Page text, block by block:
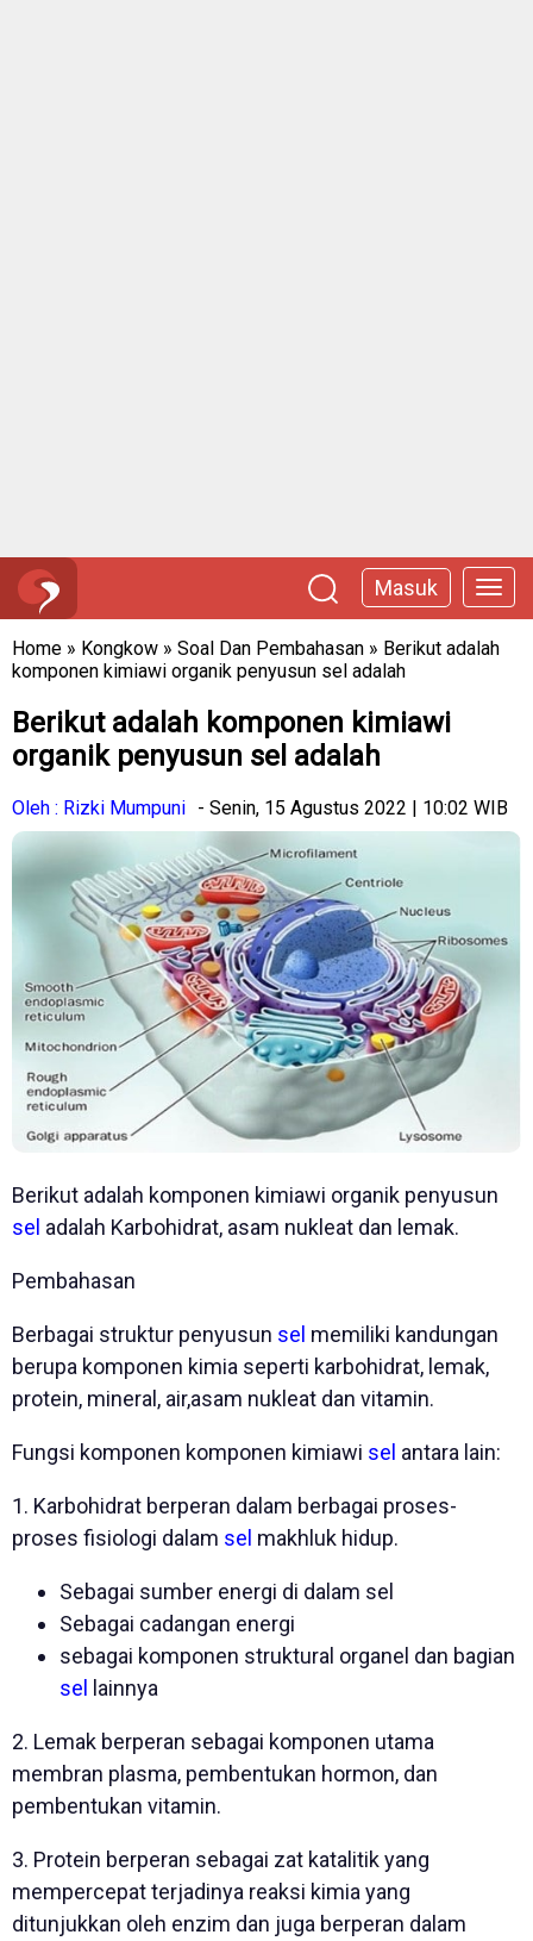
Masuk
Home » Kongkow » Soal Dan Pembahasan » Berikut adalah
komponen kimiawi organik penyusun sel adalah
Berikut adalah komponen kimiawi
organik penyusun sel adalah
Oleh : Rizki Mumpuni - Senin, 15 Agustus 2022 | 10:02 WIB
Berikut adalah komponen kimiawi organik penyusun
sel adalah Karbohidrat, asam nukleat dan lemak.
Pembahasan
Berbagai struktur penyusun sel memiliki kandungan
berupa komponen kimia seperti karbohidrat, lemak,
protein, mineral, air,asam nukleat dan vitamin.
Fungsi komponen komponen kimiawi sel antara lain:
1. Karbohidrat berperan dalam berbagai proses-
proses fisiologi dalam sel makhluk hidup.
Sebagai sumber energi di dalam sel
Sebagai cadangan energi
sebagai komponen struktural organel dan bagian
sel
lainnya
2. Lemak berperan sebagai komponen utama
membran plasma, pembentukan hormon, dan
pembentukan vitamin.
3. Protein berperan sebagai zat katalitik yang
mempercepat terjadinya reaksi kimia yang
ditunjukkan oleh enzim dan juga berperan dalam